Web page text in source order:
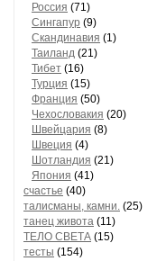
Россия (71)
Сингапур (9)
Скандинавия (1)
Таиланд (21)
Тибет (16)
Турция (15)
Франция (50)
Чехословакия (20)
Швейцария (8)
Швеция (4)
Шотландия (21)
Япония (41)
счастье (40)
талисманы, камни. (25)
танец живота (11)
ТЕЛО СВЕТА (15)
тесты (154)